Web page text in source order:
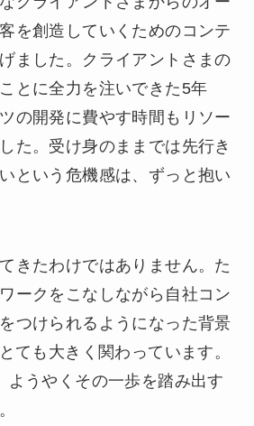
を創造していくためのコンテ
ました。クライアントさまの
とに全力を注いできた5年
の開発に費やす時間もリソー
た。受け身のままでは先行き
という危機感は、ずっと抱い
きたわけではありません。た
ークをこなしながら自社コン
つけられるようになった背景
ても大きく関わっています。
ようやくその一歩を踏み出す